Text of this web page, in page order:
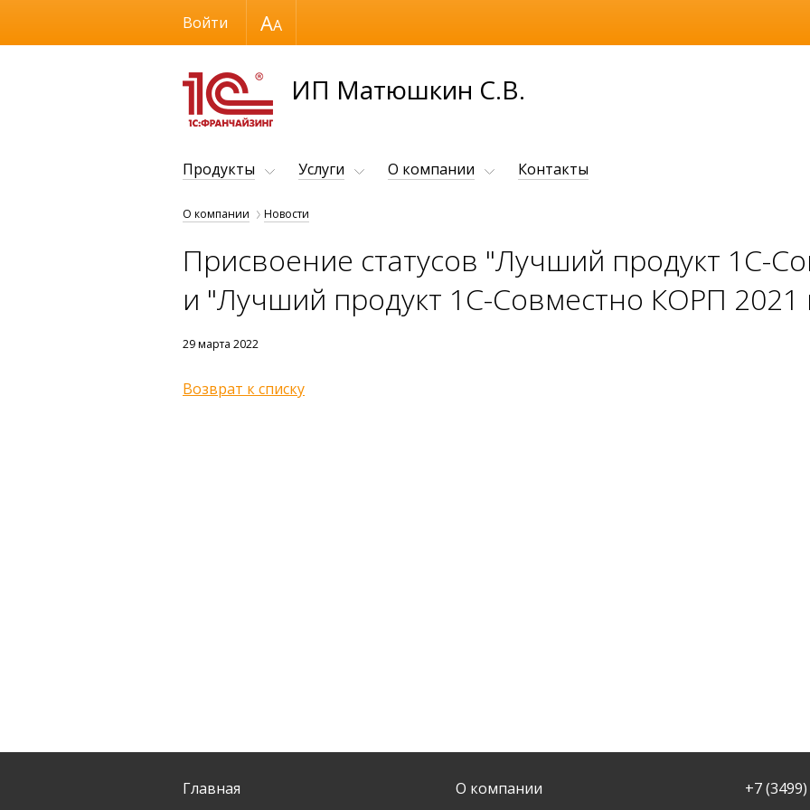
Размер шрифта
ИП Матюшкин С.В.
Войти
Продукты Услуги О компании Контакты
О компании Новости
Присвоение статусов "Лучший продукт 1С-
и "Лучший продукт 1С-Совместно КОРП 2021
29 марта 2022
Возврат к списку
Главная
О компании
+7